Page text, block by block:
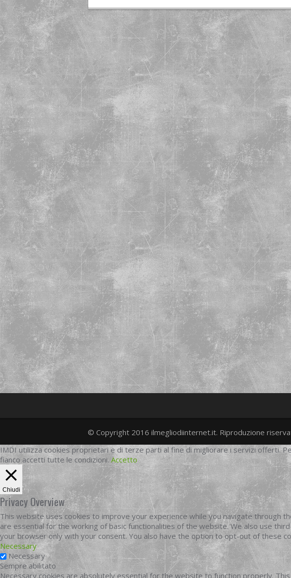
twitter
© Copyright 2016 ilmegliodiinternet.it. Riproduzione
IMDI utilizza cookies proprietari e di terze parti al fine di migliorare i servizi offerti.
fianco accetti tutte le condizioni. Accetto
Chiudi
Privacy Overview
This website uses cookies to improve your experience while you navigate
are essential for the working of basic functionalities of the website. We also use
your browser only with your consent. You also have the option to opt-out of these
Necessary
Necessary
Sempre abilitato
Necessary cookies are absolutely essential for the website to function properly.